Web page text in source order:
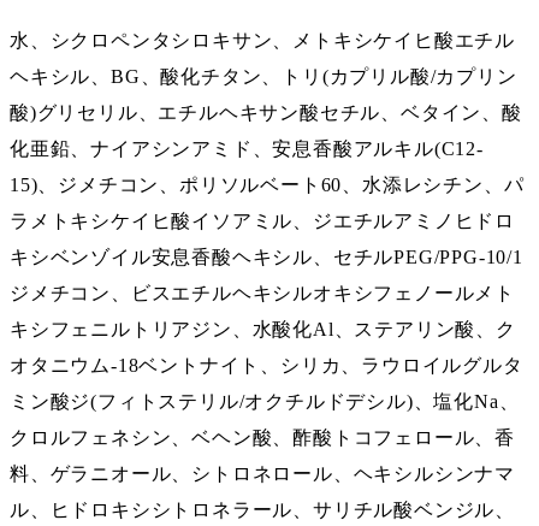
水、シクロペンタシロキサン、メトキシケイヒ酸エチル
ヘキシル、BG、酸化チタン、トリ(カプリル酸/カプリン
酸)グリセリル、エチルヘキサン酸セチル、ベタイン、酸
化亜鉛、ナイアシンアミド、安息香酸アルキル(C12-
15)、ジメチコン、ポリソルベート60、水添レシチン、パ
ラメトキシケイヒ酸イソアミル、ジエチルアミノヒドロ
キシベンゾイル安息香酸ヘキシル、セチルPEG/PPG-10/1
ジメチコン、ビスエチルヘキシルオキシフェノールメト
キシフェニルトリアジン、水酸化Al、ステアリン酸、ク
オタニウム-18ベントナイト、シリカ、ラウロイルグルタ
ミン酸ジ(フィトステリル/オクチルドデシル)、塩化Na、
クロルフェネシン、ベヘン酸、酢酸トコフェロール、香
料、ゲラニオール、シトロネロール、ヘキシルシンナマ
ル、ヒドロキシシトロネラール、サリチル酸ベンジル、